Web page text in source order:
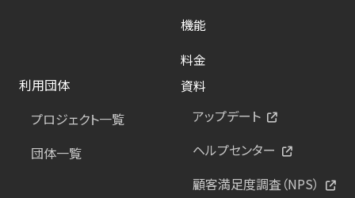
機能
料金
利用団体
プロジェクト一覧
団体一覧
資料
アップデート
ヘルプセンター
顧客満足度調査（NPS）